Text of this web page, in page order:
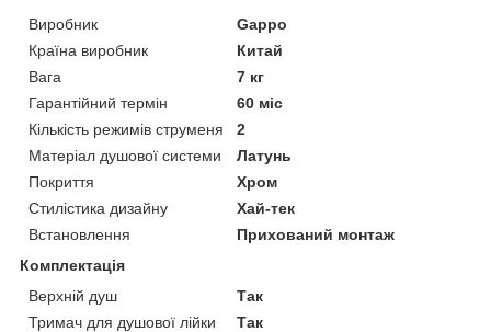
Виробник
Gappo
Країна виробник
Китай
Вага
7 кг
Гарантійний термін
60 міс
Кількість режимів струменя
2
Матеріал душової системи
Латунь
Покриття
Хром
Стилістика дизайну
Хай-тек
Встановлення
Прихований монтаж
Комплектація
Верхній душ
Так
Тримач для душової лійки
Так